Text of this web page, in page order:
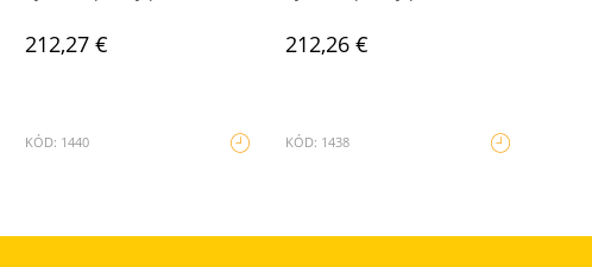
212,27 €
KÓD: 1440
212,26 €
KÓD: 1438